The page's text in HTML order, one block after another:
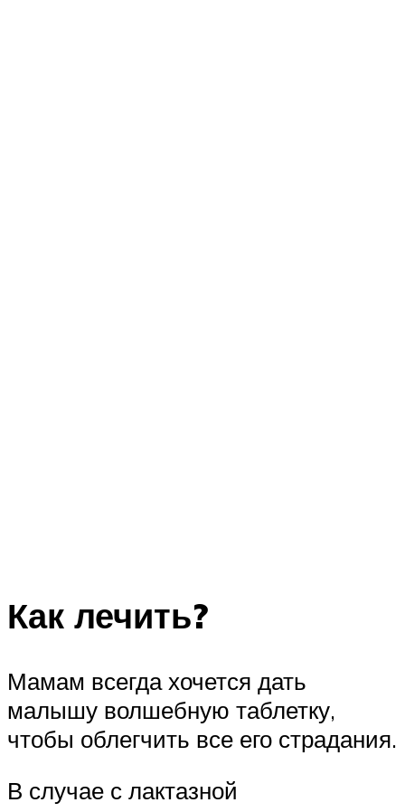
Как лечить?
Мамам всегда хочется дать
малышу волшебную таблетку,
чтобы облегчить все его страдания.
В случае с лактазной